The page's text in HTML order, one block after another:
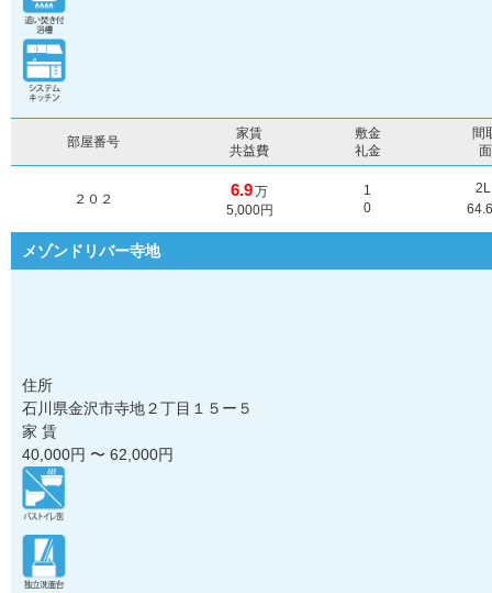
部屋番号
家賃
共益費
敷金
礼金
間
２０２ 6.9万
5,000円
1
0
メゾンドリバー寺地
住所
石川県金沢市寺地２丁目１５ー５
家 賃
40,000円 〜 62,000円